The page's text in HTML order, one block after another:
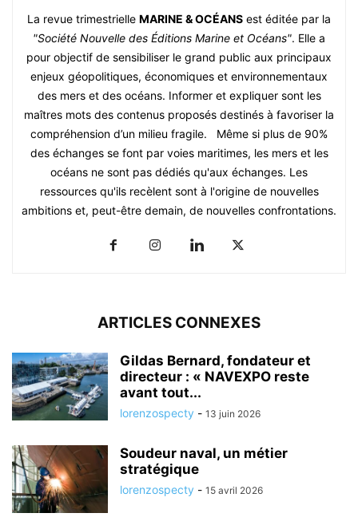
La revue trimestrielle MARINE & OCÉANS est éditée par la
"Société Nouvelle des Éditions Marine et Océans". Elle a
pour objectif de sensibiliser le grand public aux principaux
enjeux géopolitiques, économiques et environnementaux
des mers et des océans. Informer et expliquer sont les
maîtres mots des contenus proposés destinés à favoriser la
compréhension d’un milieu fragile. Même si plus de 90%
des échanges se font par voies maritimes, les mers et les
océans ne sont pas dédiés qu'aux échanges. Les
ressources qu'ils recèlent sont à l'origine de nouvelles
ambitions et, peut-être demain, de nouvelles confrontations.
ARTICLES CONNEXES
Gildas Bernard, fondateur et
directeur : « NAVEXPO reste
avant tout...
lorenzospecty - 13 juin 2026
Soudeur naval, un métier
stratégique
lorenzospecty - 15 avril 2026